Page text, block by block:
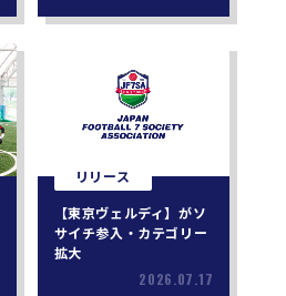
リリース
【東京ヴェルディ】がソ
サイチ参入・カテゴリー
拡大
2026.07.17